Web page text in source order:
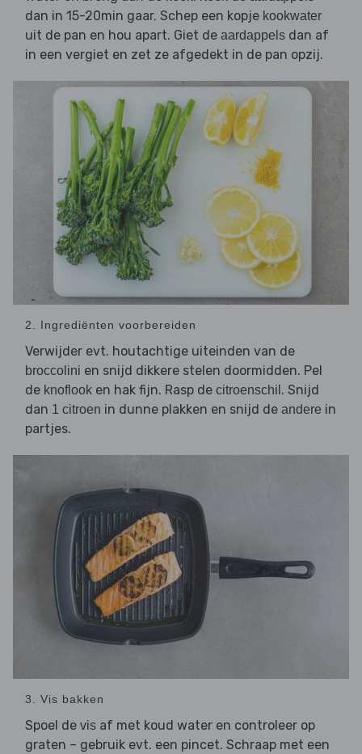
dan in 15-20min gaar. Schep een kopje kookwater
uit de pan en hou apart. Giet de aardappels dan af
in een vergiet en zet ze afgedekt in de pan opzij.
2. Ingrediënten voorbereiden
Verwijder evt. houtachtige uiteinden van de
broccolini en snijd dikkere stelen doormidden. Pel
de knoflook en hak fijn. Rasp de citroenschil . Snijd
dan 1 citroen in dunne plakken en snijd de andere in
partjes.
3. Vis bakken
Spoel de vis af met koud water en controleer op
graten – gebruik evt. een pincet. Schraap met een